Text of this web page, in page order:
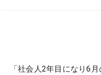
「社会人2年目になり6